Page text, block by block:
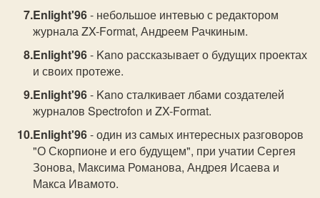
Enlight'96- небольшое интевью с редактором
журнала ZX-Format, Андpеем Рачкиным.
Enlight'96- Kano рассказывает о будущих проектах
и своих протеже.
Enlight'96- Kano сталкивает лбами создателей
журналов Spectrofon и ZX-Format.
Enlight'96- один из самых интеpесных pазговоpов
"О Скорпионе и его будущем", при учатии Сергея
Зонова, Максима Романова, Андpея Исаева и
Макса Ивамото.